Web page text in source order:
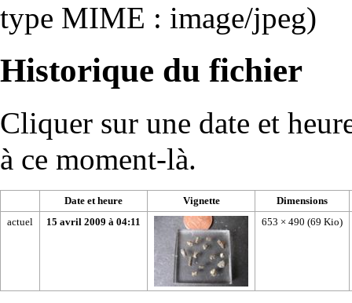
type MIME : image/jpeg)
Historique du fichier
Cliquer sur une date et
à ce moment-là.
Date et heure Vignette
Dimensions
actuel
15 avril 2009 à 04:11 653 × 490 (69 Kio)